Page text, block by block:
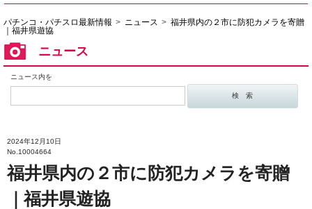
パチンコ・パチスロ最新情報 ニュース
福井県内の２市に防犯カメラを寄贈
｜福井県遊協
ニュース
ニュース内を
2024年12月10日
No.10004664
福井県内の２市に防犯カメラを寄贈
｜福井県遊協